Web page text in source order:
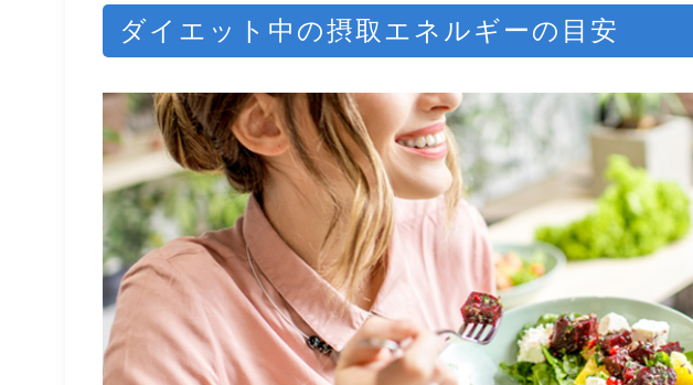
ダイエット中の摂取エネルギーの目安